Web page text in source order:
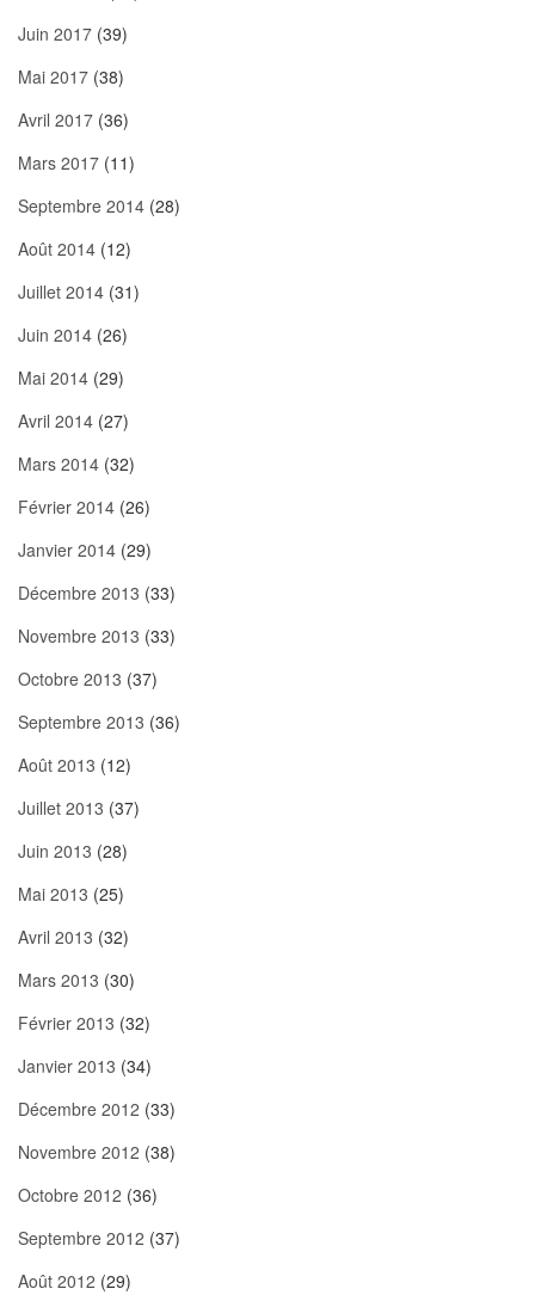
Juin 2017 (39)
Mai 2017 (38)
Avril 2017 (36)
Mars 2017 (11)
Septembre 2014 (28)
Août 2014 (12)
Juillet 2014 (31)
Juin 2014 (26)
Mai 2014 (29)
Avril 2014 (27)
Mars 2014 (32)
Février 2014 (26)
Janvier 2014 (29)
Décembre 2013 (33)
Novembre 2013 (33)
Octobre 2013 (37)
Septembre 2013 (36)
Août 2013 (12)
Juillet 2013 (37)
Juin 2013 (28)
Mai 2013 (25)
Avril 2013 (32)
Mars 2013 (30)
Février 2013 (32)
Janvier 2013 (34)
Décembre 2012 (33)
Novembre 2012 (38)
Octobre 2012 (36)
Septembre 2012 (37)
Août 2012 (29)